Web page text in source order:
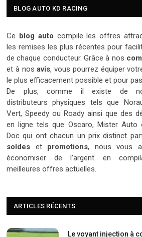
BLOG AUTO KD RACING
Ce blog auto compile les offres
les remises les plus récentes pour
de chaque conducteur. Grâce à nos
et à nosavis, vous pourrez équiper
le plus efficacement possible et pour
De plus, comme il existe de
distributeurs physiques tels que
Vert, Speedy ou Roady ainsi que des
en ligne tels que Oscaro, Mister Auto
Doc qui ont chacun un prix distinct
soldes et promotions, nous vous
économiser de l’argent en
meilleures offres actuelles.
ARTICLES RÉCENTS
Le voyant injection à